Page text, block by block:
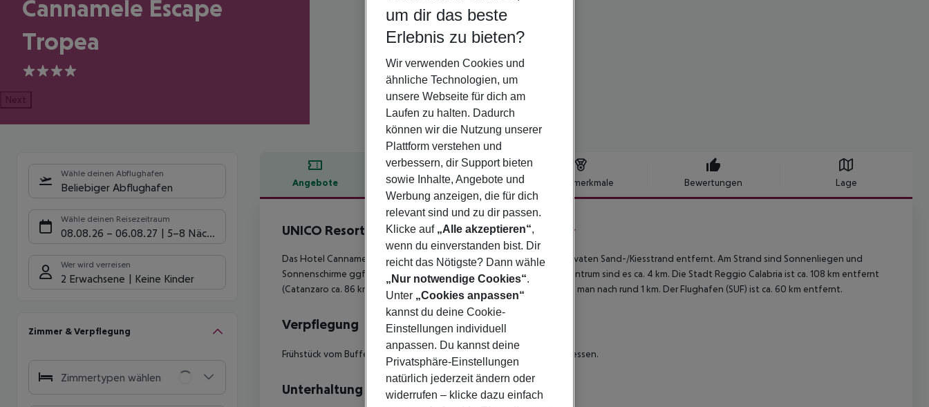
Cannamele Escape
Tropea
4
Next
Wähle deinen Abflughafen
Beliebiger Abflughafen
Wähle deinen Reisezeitraum
08.08.26 – 06.08.27 5-8 Nächte
Wer wird verreisen
2 Erwachsene Keine Kinder
Zimmer & Verpflegung
Zimmertypen wählen
Angebote Hotelbeschreibung Hotelmerkmale Bewertungen Lage
Hotelbeschreibung
UNICO Resort Cannamele Escape Tropea
4
Das Hotel Cannamele Escape Tropea befindet sich ca. 650 m vom privaten Sand-/Kiesstrand entfernt. Am Strand sind Sonnenliegen und
Sonnenschirme ggfls. gegen Gebühr verfügbar. Zum touristischen Zentrum sind es ca. 4 km. Die Stadt Reggio Calabria ist ca. 108 km entfernt
(Catanzaro ca. 86 km). Zu den nächsten Bars und Restaurants gelangt man nach rund 1 km. Der Flughafen (SUF) ist ca. 60 km entfernt.
Verpflegung
Frühstück vom Buffet. Halbpension beinhaltet Frühstück und Abendessen.
Unterhaltung
um dir das beste
Erlebnis zu bieten?
Wir verwenden Cookies und
ähnliche Technologien, um
unsere Webseite für dich am
Laufen zu halten. Dadurch
können wir die Nutzung unserer
Plattform verstehen und
verbessern, dir Support bieten
sowie Inhalte, Angebote und
Werbung anzeigen, die für dich
relevant sind und zu dir passen.
Klicke auf „Alle akzeptieren“,
wenn du einverstanden bist. Dir
reicht das Nötigste? Dann wähle
„Nur notwendige Cookies“.
Unter „Cookies anpassen“
kannst du deine Cookie-
Einstellungen individuell
anpassen. Du kannst deine
Privatsphäre-Einstellungen
natürlich jederzeit ändern oder
widerrufen – klicke dazu einfach